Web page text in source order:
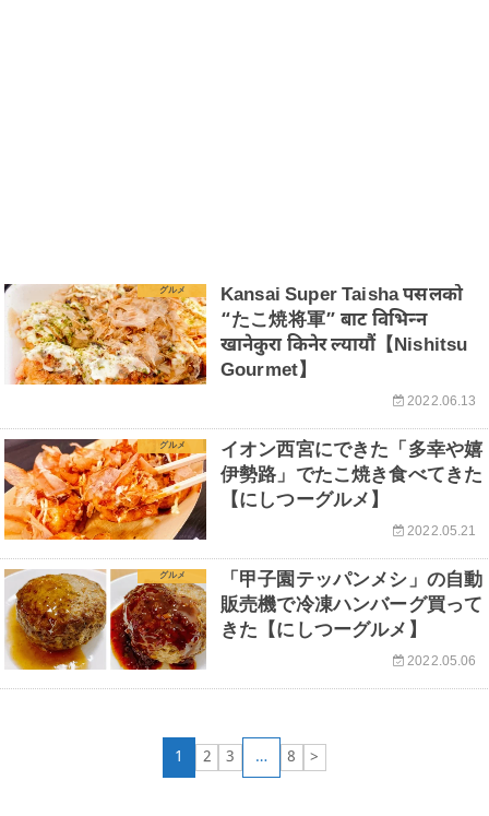
グルメ
Kansai Super Taisha पसलको
“たこ焼将軍” बाट विभिन्न
खानेकुरा किनेर ल्यायौं【Nishitsu
Gourmet】
2022.06.13
グルメ
イオン西宮にできた「多幸や嬉
伊勢路」でたこ焼き食べてきた
【にしつーグルメ】
2022.05.21
グルメ
「甲子園テッパンメシ」の自動
販売機で冷凍ハンバーグ買って
きた【にしつーグルメ】
2022.05.06
1 2 3 … 8 >